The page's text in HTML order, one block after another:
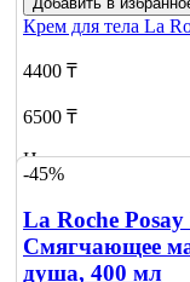
Крем для тела La
4400 ₸
6500 ₸
Нет в наличии
о наличии
-45%
La Roche
Смягчающее
душа, 400 мл